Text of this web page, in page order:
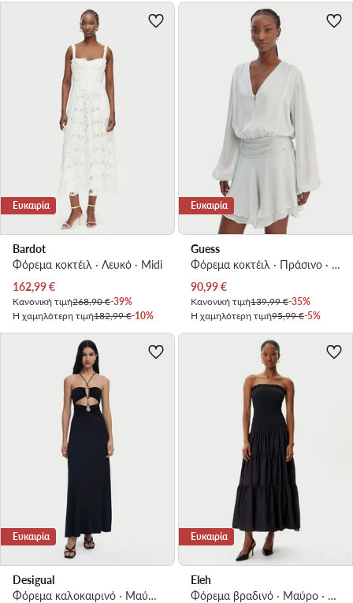
Ευκαιρία
Bardot
Φόρεμα κοκτέιλ · Λευκό · Midi
Τρέχουσα τιμή
162,99€
Κανονική τιμή268,90 €-39%
Η χαμηλότερη τιμή182,99 €-10%
Ευκαιρία
Guess
Φόρεμα κοκτέιλ · Πράσινο · Mini, Ασύμμετρο
Τρέχουσα τιμή
90,99€
Κανονική τιμή139,99 €-35%
Η χαμηλότερη τιμή95,99 €-5%
Ευκαιρία
Desigual
Φόρεμα καλοκαιρινό · Μαύρο · Maxi
Ευκαιρία
Eleh
Φόρεμα βραδινό · Μαύρο · Maxi